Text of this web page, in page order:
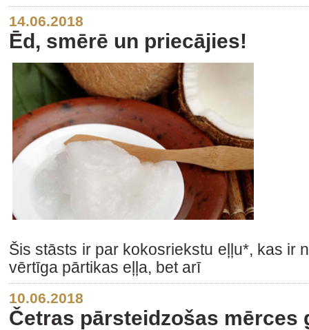
14.06.2018
Ēd, smērē un priecājies!
Šis stāsts ir par kokosriekstu eļļu*, kas ir
vērtīga pārtikas eļļa, bet arī
10.06.2018
Četras pārsteidzošas mērces